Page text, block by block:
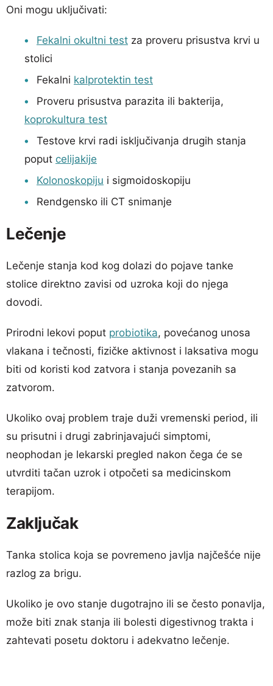
Oni mogu uključivati:
Fekalni okultni test za proveru prisustva krvi u
stolici
Fekalni kalprotektin test
Proveru prisustva parazita ili bakterija,
koprokultura test
Testove krvi radi isključivanja drugih stanja
poput celijakije
Kolonoskopiju i sigmoidoskopiju
Rendgensko ili CT snimanje
Lečenje
Lečenje stanja kod kog dolazi do pojave tanke
stolice direktno zavisi od uzroka koji do njega
dovodi.
Prirodni lekovi poput probiotika, povećanog unosa
vlakana i tečnosti, fizičke aktivnost i laksativa mogu
biti od koristi kod zatvora i stanja povezanih sa
zatvorom.
Ukoliko ovaj problem traje duži vremenski period, ili
su prisutni i drugi zabrinjavajući simptomi,
neophodan je lekarski pregled nakon čega će se
utvrditi tačan uzrok i otpočeti sa medicinskom
terapijom.
Zaključak
Tanka stolica koja se povremeno javlja najčešće nije
razlog za brigu.
Ukoliko je ovo stanje dugotrajno ili se često ponavlja,
može biti znak stanja ili bolesti digestivnog trakta i
zahtevati posetu doktoru i adekvatno lečenje.